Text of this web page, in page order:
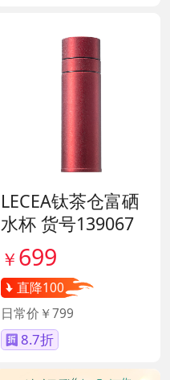
LECEA钛茶仓富硒
水杯 货号139067
￥ 699
直降100
日常价￥799
8.7折